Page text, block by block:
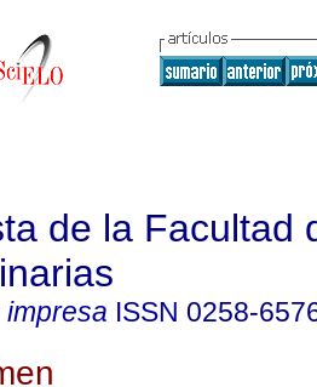
de la Facultad
ISSN 0258-